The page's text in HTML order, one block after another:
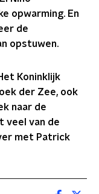
opwarming. En
de
opstuwen.
Koninklijk
der Zee, ook
naar de
veel van de
met Patrick